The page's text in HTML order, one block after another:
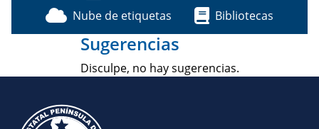
Nube de etiquetas
Bibliotecas
Sugerencias
Disculpe, no hay sugerencias.